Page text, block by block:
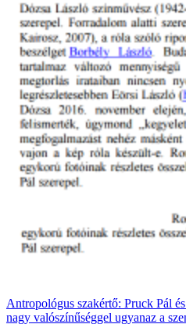
Antropológus szakértő: Pruck Pál
nagy valószínűséggel ugyanaz a